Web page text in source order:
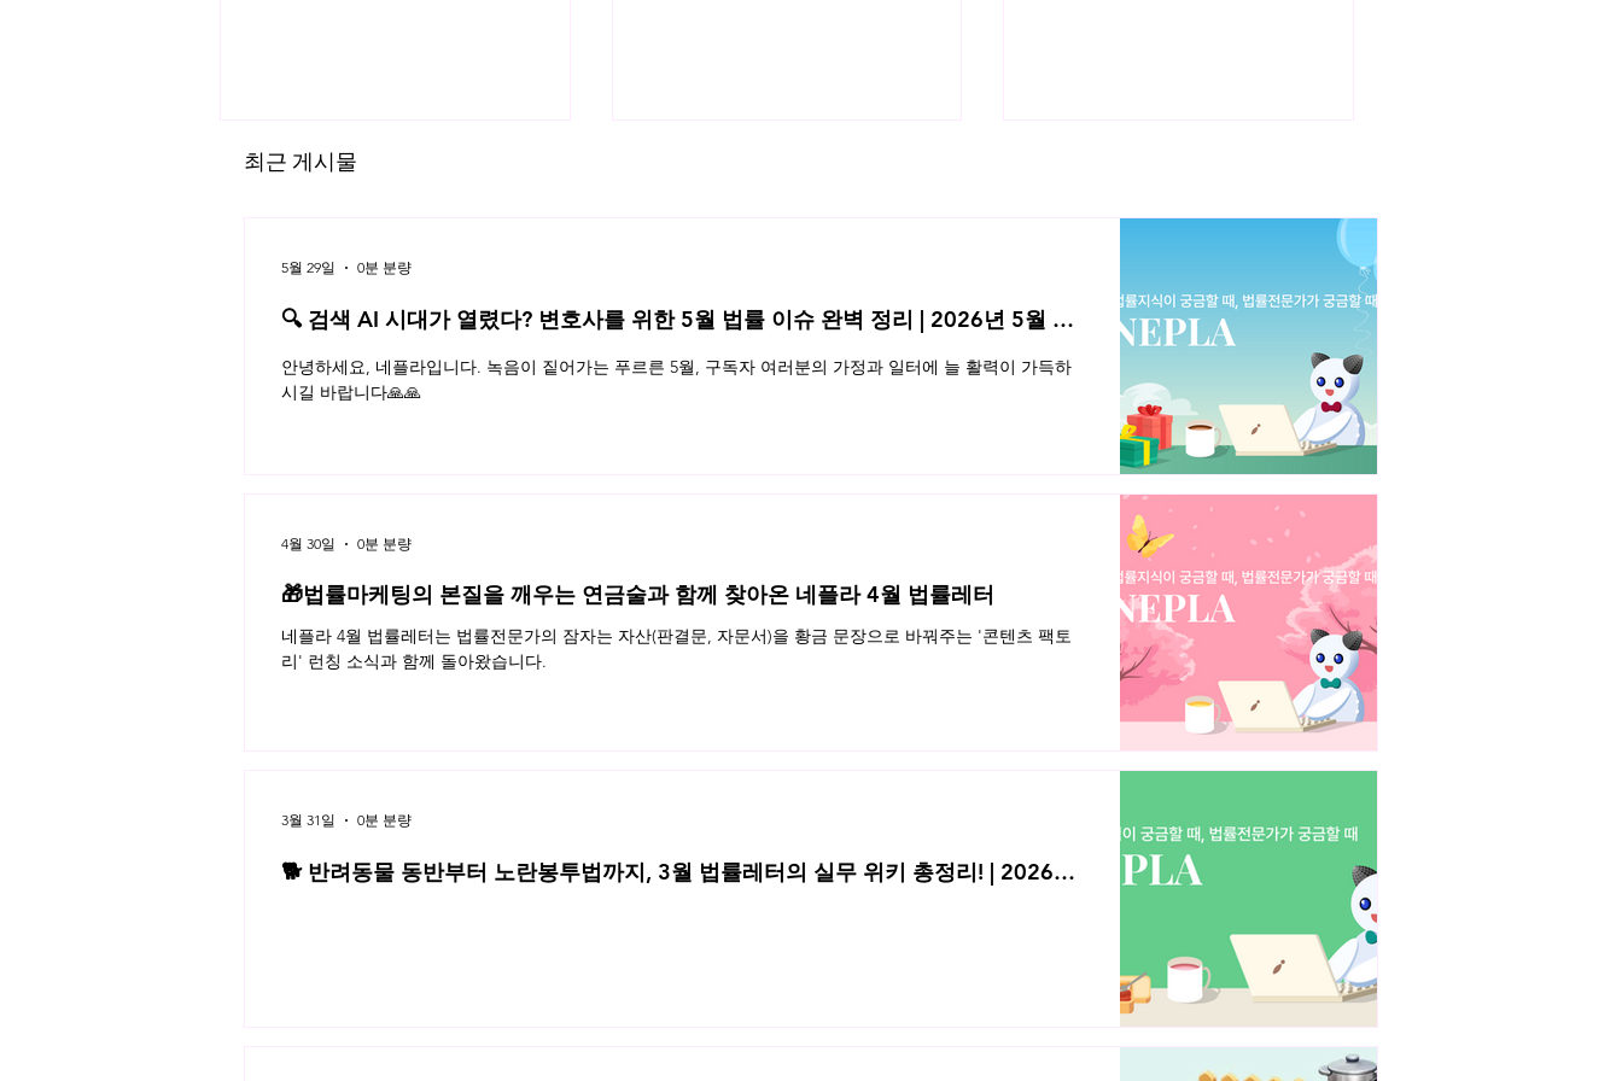
주주간계약서에서 주식양도제한
판례
제3자배정 신주발행을 통한 투자
유치와 유의점
최근 게시물
🔍 검색 AI 시대가 열렸다? 변호사를 위한 5월 법률 이슈 완벽 정리 | 2026년 5월 네
플라 법률레터
안녕하세요, 네플라입니다. 녹음이 짙어가는 푸르른 5월, 구독자 여러분의 가정과 일터에 늘 활력이 가득하
시길 바랍니다🙏🙏
5월 29일 0분 분량
🎁법률마케팅의 본질을 깨우는 연금술과 함께 찾아온 네플라 4월 법률레터
네플라 4월 법률레터는 법률전문가의 잠자는 자산(판결문, 자문서)을 황금 문장으로 바꿔주는 '콘텐츠 팩토
리' 런칭 소식과 함께 돌아왔습니다.
4월 30일 0분 분량
🐕 반려동물 동반부터 노란봉투법까지, 3월 법률레터의 실무 위키 총정리! | 2026년
3월 31일 0분 분량